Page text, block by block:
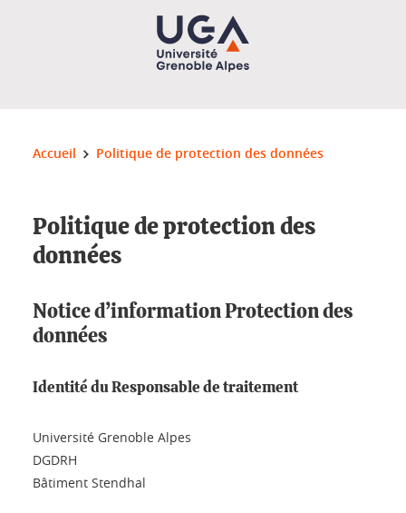
Vous êtes ici :
Accueil Politique de protection des données
Politique de protection des
données
Notice d’information Protection des
données
Identité du Responsable de traitement
Université Grenoble Alpes
DGDRH
Bâtiment Stendhal